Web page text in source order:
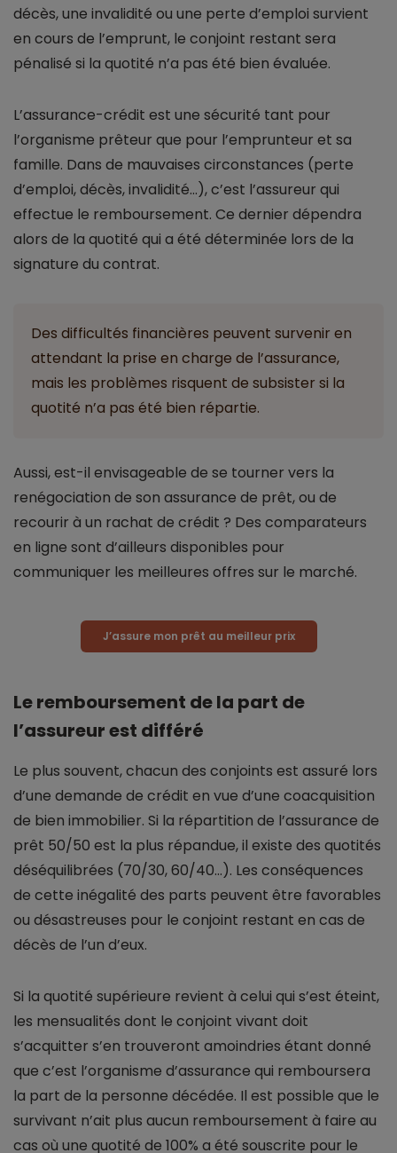
décès, une invalidité ou une perte d’emploi survient
en cours de l’emprunt, le conjoint restant sera
pénalisé si la quotité n’a pas été bien évaluée.
L’assurance-crédit est une sécurité tant pour
l’organisme prêteur que pour l’emprunteur et sa
famille. Dans de mauvaises circonstances (perte
d’emploi, décès, invalidité…), c’est l’assureur qui
effectue le remboursement. Ce dernier dépendra
alors de la quotité qui a été déterminée lors de la
signature du contrat.
Des difficultés financières peuvent survenir en
attendant la prise en charge de l’assurance,
mais les problèmes risquent de subsister si la
quotité n’a pas été bien répartie.
Aussi, est-il envisageable de se tourner vers la
renégociation de son assurance de prêt, ou de
recourir à un rachat de crédit ? Des comparateurs
en ligne sont d’ailleurs disponibles pour
communiquer les meilleures offres sur le marché.
J’assure mon prêt au meilleur prix
Le remboursement de la part de
l’assureur est différé
Le plus souvent, chacun des conjoints est assuré lors
d’une demande de crédit en vue d’une coacquisition
de bien immobilier. Si la répartition de l’assurance de
prêt 50/50 est la plus répandue, il existe des quotités
déséquilibrées (70/30, 60/40…). Les conséquences
de cette inégalité des parts peuvent être favorables
ou désastreuses pour le conjoint restant en cas de
décès de l’un d’eux.
Si la quotité supérieure revient à celui qui s’est éteint,
les mensualités dont le conjoint vivant doit
s’acquitter s’en trouveront amoindries étant donné
que c’est l’organisme d’assurance qui remboursera
la part de la personne décédée. Il est possible que le
survivant n’ait plus aucun remboursement à faire au
cas où une quotité de 100% a été souscrite pour le